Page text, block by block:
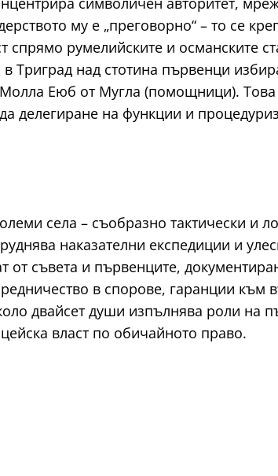
му е „преговорно“ – то се
спрямо румелийските и османските
Триград над стотина първенци
Молла Еюб от Мугла (помощници). Това
делегиране на функции и
села – съобразно тактически и
наказателни експедиции и
съвета и първенците,
в спорове, гаранции към
двайсет души изпълнява роли на
власт по обичайното право.